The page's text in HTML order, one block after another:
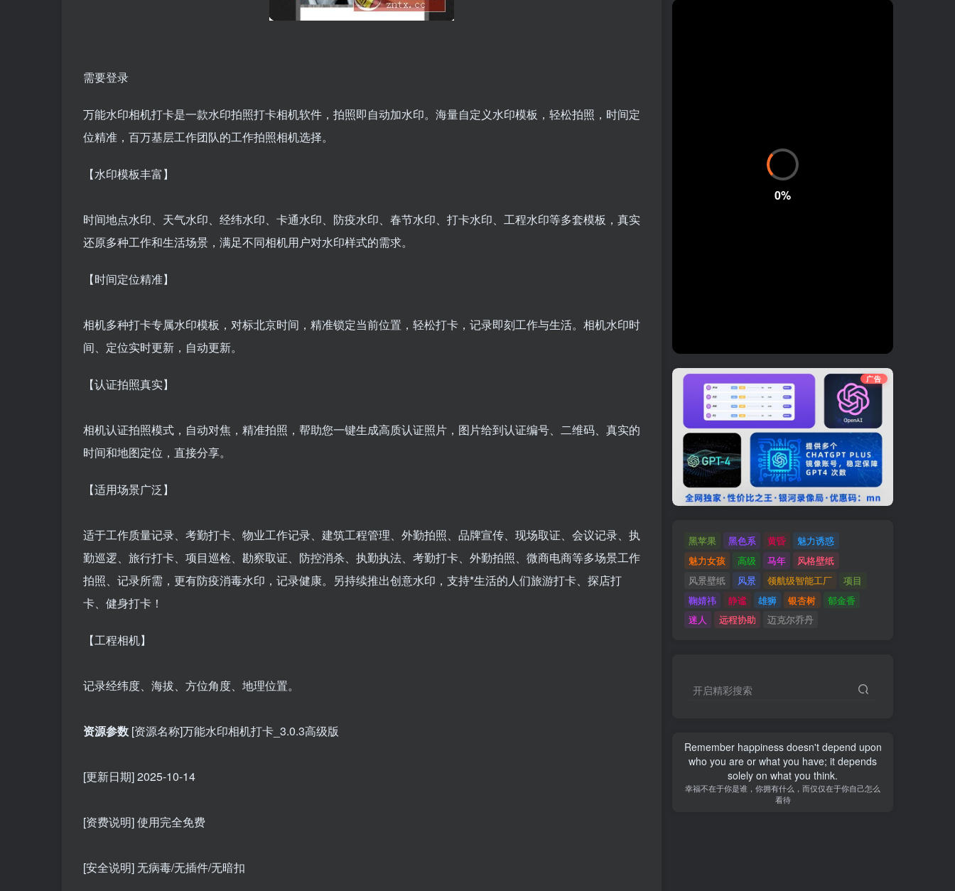
需要登录
万能水印相机打卡是一款水印拍照打卡相机软件，拍照即自动加水印。海量自定义水印模板，轻松拍照，时间定
位精准，百万基层工作团队的工作拍照相机选择。
【水印模板丰富】
时间地点水印、天气水印、经纬水印、卡通水印、防疫水印、春节水印、打卡水印、工程水印等多套模板，真实
还原多种工作和生活场景，满足不同相机用户对水印样式的需求。
【时间定位精准】
相机多种打卡专属水印模板，对标北京时间，精准锁定当前位置，轻松打卡，记录即刻工作与生活。相机水印时
间、定位实时更新，自动更新。
【认证拍照真实】
相机认证拍照模式，自动对焦，精准拍照，帮助您一键生成高质认证照片，图片给到认证编号、二维码、真实的
时间和地图定位，直接分享。
【适用场景广泛】
适于工作质量记录、考勤打卡、物业工作记录、建筑工程管理、外勤拍照、品牌宣传、现场取证、会议记录、执
勤巡逻、旅行打卡、项目巡检、勘察取证、防控消杀、执勤执法、考勤打卡、外勤拍照、微商电商等多场景工作
拍照、记录所需，更有防疫消毒水印，记录健康。另持续推出创意水印，支持*生活的人们旅游打卡、探店打
卡、健身打卡！
【工程相机】
记录经纬度、海拔、方位角度、地理位置。
资源参数 [资源名称]万能水印相机打卡_3.0.3高级版
[更新日期] 2025-10-14
[资费说明] 使用完全免费
[安全说明] 无病毒/无插件/无暗扣
0%
广告
黑苹果 黑色系 黄昏
魅力诱惑
魅力女孩
高级 马年
风格壁纸
风景壁纸
风景 领航级智能工厂
项目
鞠婧祎
静谧 雄狮 银杏树
郁金香
迷人
远程协助 迈克尔乔丹
开启精彩搜索
Remember happiness doesn't depend upon
who you are or what you have; it depends
solely on what you think.
幸福不在于你是谁，你拥有什么，而仅仅在于你自己怎么
看待